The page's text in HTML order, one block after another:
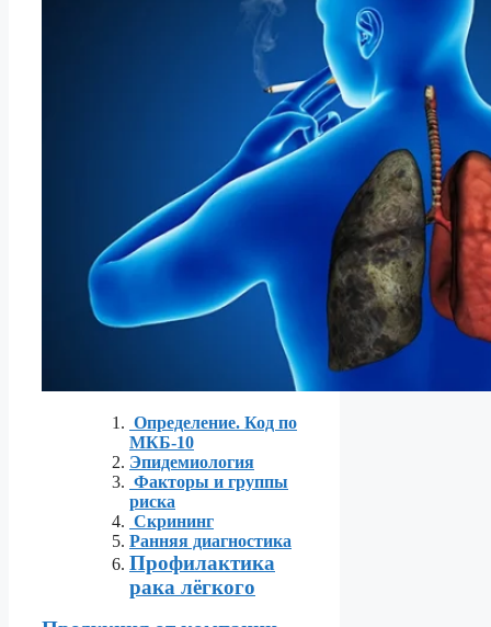
Определение. Код по
МКБ-10
Эпидемиология
Факторы и группы
риска
Скрининг
Ранняя диагностика
Профилактика
рака лёгкого